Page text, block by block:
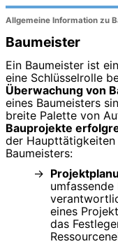
Allgemeine Information zu
Baumeister
Ein Baumeister ist
eine Schlüsselrolle
Überwachung von
eines Baumeisters
breite Palette von
Bauprojekte
der
Baumeisters:
eines
das